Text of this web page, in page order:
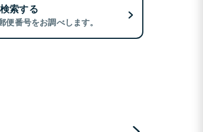
索する
番号をお調べします。